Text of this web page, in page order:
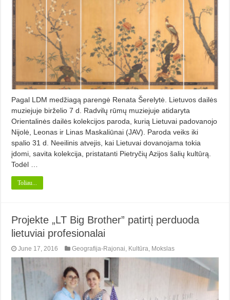
Pagal LDM medžiagą parengė Renata Šerelytė. Lietuvos dailės
muziejuje birželio 7 d. Radvilų rūmų muziejuje atidaryta
Orientalinės dailės kolekcijos paroda, kurią Lietuvai padovanojo
Nijolė, Leonas ir Linas Maskaliūnai (JAV). Paroda veiks iki
spalio 31 d. Neeilinis atvejis, kai Lietuvai dovanojama tokia
įdomi, savita kolekcija, pristatanti Pietryčių Azijos šalių kultūrą.
Todėl …
Toliau...
Projekte „LT Big Brother” patirtį perduoda
lietuviai profesionalai
June 17, 2016 Geografija-Rajonai, Kultūra, Mokslas